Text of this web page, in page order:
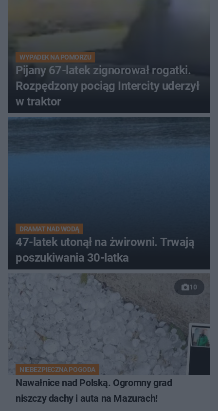
WYPADEK NA POMORZU
Pijany 67-latek zignorował rogatki.
Rozpędzony pociąg Intercity uderzył
w traktor
DRAMAT NAD WODĄ
47-latek utonął na żwirowni. Trwają
poszukiwania 30-latka
10
NIEBEZPIECZNA POGODA
Nawałnice nad Polską. Ogromny grad
niszczy dachy i auta na Mazurach!